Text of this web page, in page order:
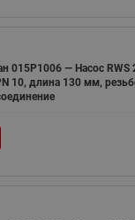
015P1006 — Насос RWS
10, длина 130 мм,